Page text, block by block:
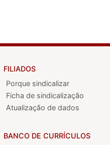
FILIADOS
Porque sindicalizar
Ficha de sindicalização
Atualização de dados
BANCO DE CURRÍCULOS